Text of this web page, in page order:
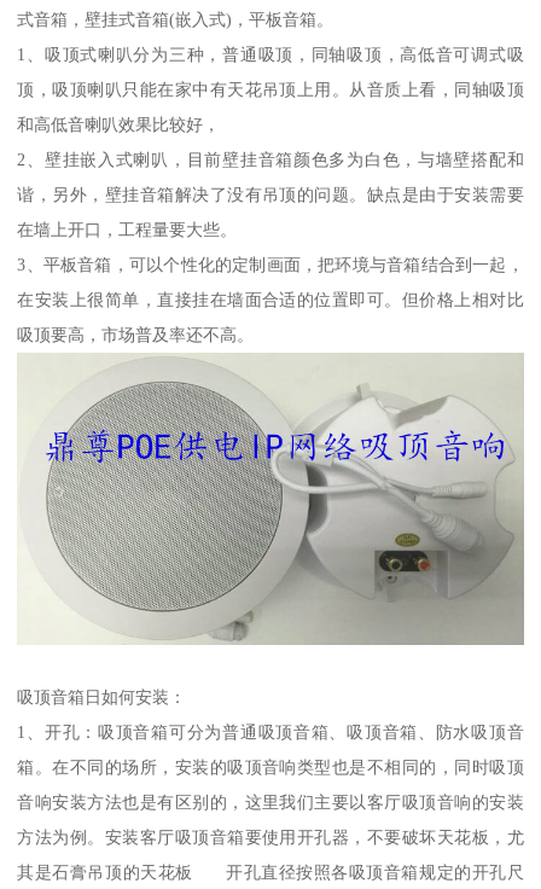
式音箱，壁挂式音箱(嵌入式)，平板音箱。
1、吸顶式喇叭分为三种，普通吸顶，同轴吸顶，高低音可调式吸
顶，吸顶喇叭只能在家中有天花吊顶上用。从音质上看，同轴吸顶
和高低音喇叭效果比较好，
2、壁挂嵌入式喇叭，目前壁挂音箱颜色多为白色，与墙壁搭配和
谐，另外，壁挂音箱解决了没有吊顶的问题。缺点是由于安装需要
在墙上开口，工程量要大些。
3、平板音箱，可以个性化的定制画面，把环境与音箱结合到一起，
在安装上很简单，直接挂在墙面合适的位置即可。但价格上相对比
吸顶要高，市场普及率还不高。
吸顶音箱日如何安装：
1、开孔：吸顶音箱可分为普通吸顶音箱、吸顶音箱、防水吸顶音
箱。在不同的场所，安装的吸顶音响类型也是不相同的，同时吸顶
音响安装方法也是有区别的，这里我们主要以客厅吸顶音响的安装
方法为例。安装客厅吸顶音箱要使用开孔器，不要破坏天花板，尤
其是石膏吊顶的天花板 开孔直径按照各吸顶音箱规定的开孔尺